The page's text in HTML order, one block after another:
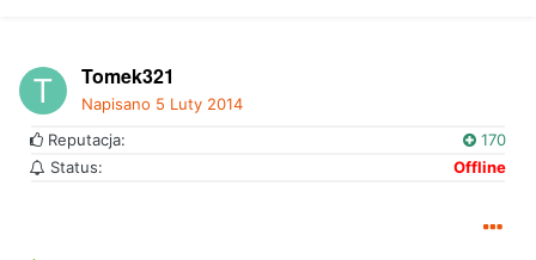
Tomek321
Napisano 5 Luty 2014
Reputacja:
170
Status:
Offline